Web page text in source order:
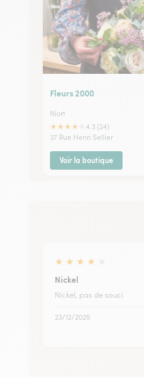
Fleurs 2000
Niort
★★★★
4.3 (24)
37 Rue Henri Sellier
Voir la boutique
★ ★ ★ ★
Nickel
Nickel, pas de souci
23/12/2025